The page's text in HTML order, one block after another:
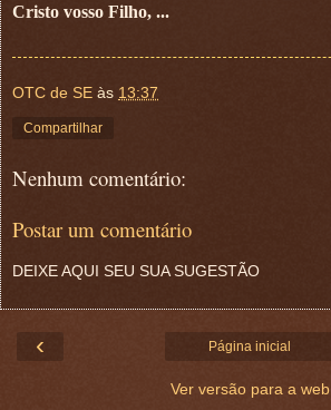
Cristo vosso Filho, ...
OTC de SE às 13:37
Compartilhar
Nenhum comentário:
Postar um comentário
DEIXE AQUI SEU SUA SUGESTÃO
‹ Página inicial
Ver versão para a web